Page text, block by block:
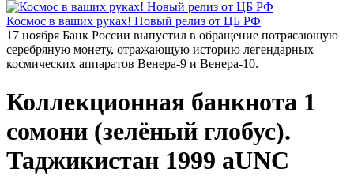
Космос в ваших руках! Новый релиз от ЦБ РФ
17 ноября Банк России выпустил в обращение потрясающую
серебряную монету, отражающую историю легендарных
космических аппаратов Венера-9 и Венера-10.
Коллекционная банкнота 1
сомони (зелёный глобус).
Таджикистан 1999 aUNC